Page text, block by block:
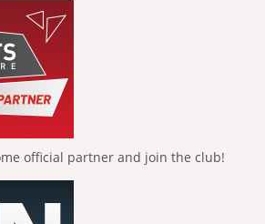
official partner and join the club!